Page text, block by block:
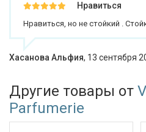
Нравиться
Нравиться, но не стойкий .
Хасанова Альфия, 13 сентября
Другие товары от
Parfumerie